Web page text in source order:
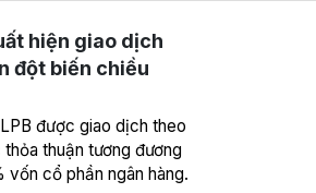
hiện giao dịch
đột biến chiều
được giao dịch theo
thuận tương đương
vốn cổ phần ngân hàng.